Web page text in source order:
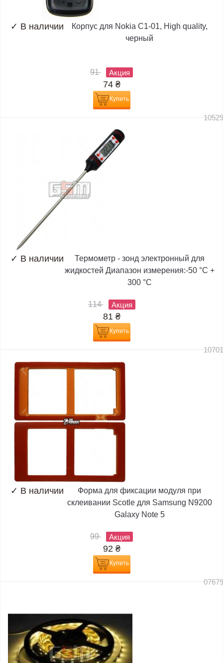
✓ В наличии
Корпус для Nokia C1-01, High quality,
черный
91 Акция
74 ₴
Купить
✓ В наличии
Термометр - зонд электронный для
жидкостей Диапазон измерения:-50 °C +
300 °C
114 Акция
81 ₴
Купить
✓ В наличии
Форма для фиксации модуля при
склеивании Scotle для Samsung N9200
Galaxy Note 5
99 Акция
92 ₴
Купить